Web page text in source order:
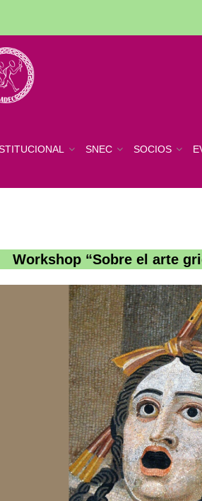
SNEC SOCIOS
Workshop “Sobre el arte